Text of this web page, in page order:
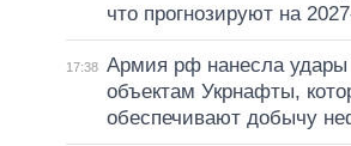
что прогнозируют на
17:38 Армия рф нанесла удары
объектам Укрнафты,
обеспечивают добычу